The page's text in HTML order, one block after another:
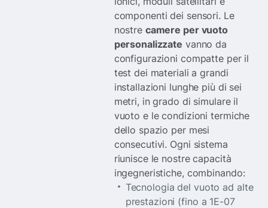
componenti dei sensori. Le
nostre camere per vuoto
personalizzate vanno da
configurazioni compatte per il
test dei materiali a grandi
installazioni lunghe più di sei
metri, in grado di simulare il
vuoto e le condizioni termiche
dello spazio per mesi
consecutivi. Ogni sistema
riunisce le nostre capacità
ingegneristiche, combinando:
Tecnologia del vuoto ad alte
prestazioni (fino a 1E-07